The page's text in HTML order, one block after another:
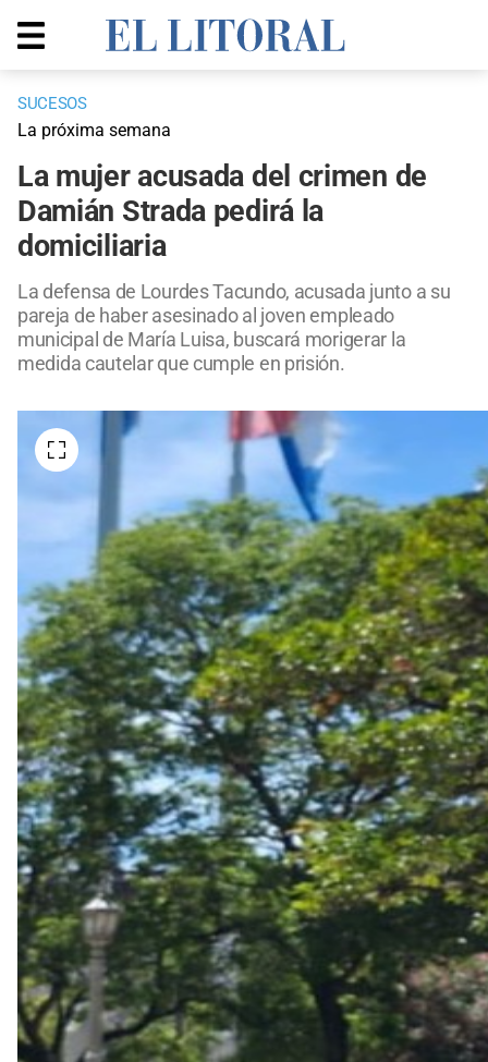
SUCESOS
La próxima semana
La mujer acusada del crimen de
Damián Strada pedirá la
domiciliaria
La defensa de Lourdes Tacundo, acusada junto a su
pareja de haber asesinado al joven empleado
municipal de María Luisa, buscará morigerar la
medida cautelar que cumple en prisión.